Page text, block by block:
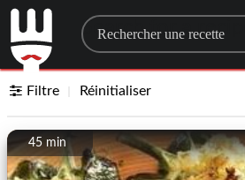
Search for a recipe
Filtre Réinitialiser
45 min